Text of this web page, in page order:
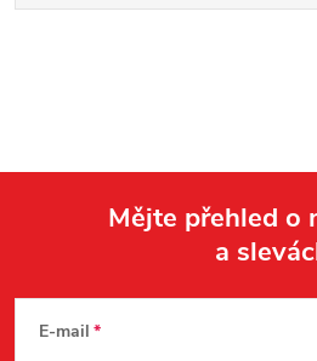
Mějte přehled o
a
E-mail